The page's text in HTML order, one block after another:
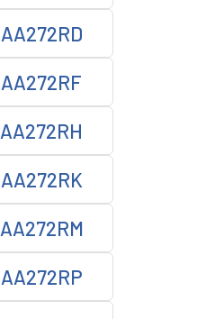
AA272RD
AA272RF
AA272RH
AA272RK
AA272RM
AA272RP